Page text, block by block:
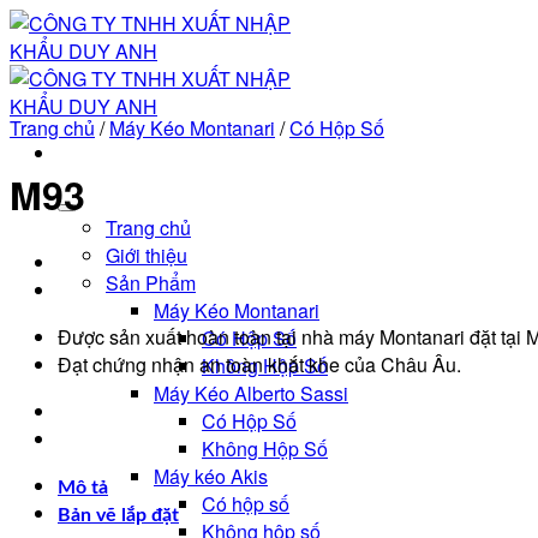
Bỏ
qua
nội
dung
Trang chủ
Giới thiệu
Sản Phẩm
Máy Kéo Montanari
Có Hộp Số
Không Hộp Số
Máy Kéo Alberto Sassi
Có Hộp Số
Không Hộp Số
Máy kéo Akis
Có hộp số
Không hộp số
Trang chủ / Máy Kéo Montanari /Có Hộp Số
M93
Được sản xuất hoàn toàn tại nhà máy Montanari đặt tại
Đạt chứng nhận an toàn khắt khe của Châu Âu.
Mô tả
Bản vẽ lắp đặt